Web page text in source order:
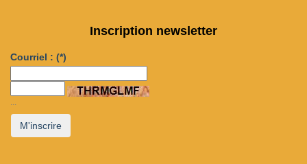
Inscription newsletter
Courriel : (*)
M'inscrire